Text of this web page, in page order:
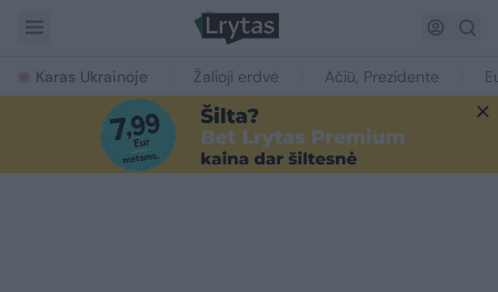
Karas Ukrainoje Žalioji erdvė Ačiū, Prezidente